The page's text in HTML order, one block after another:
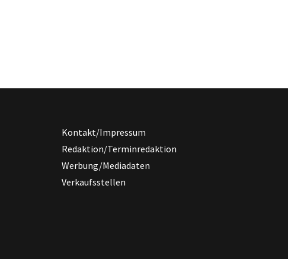
Kontakt/Impressum
Redaktion/Terminredaktion
Werbung/Mediadaten
Verkaufsstellen